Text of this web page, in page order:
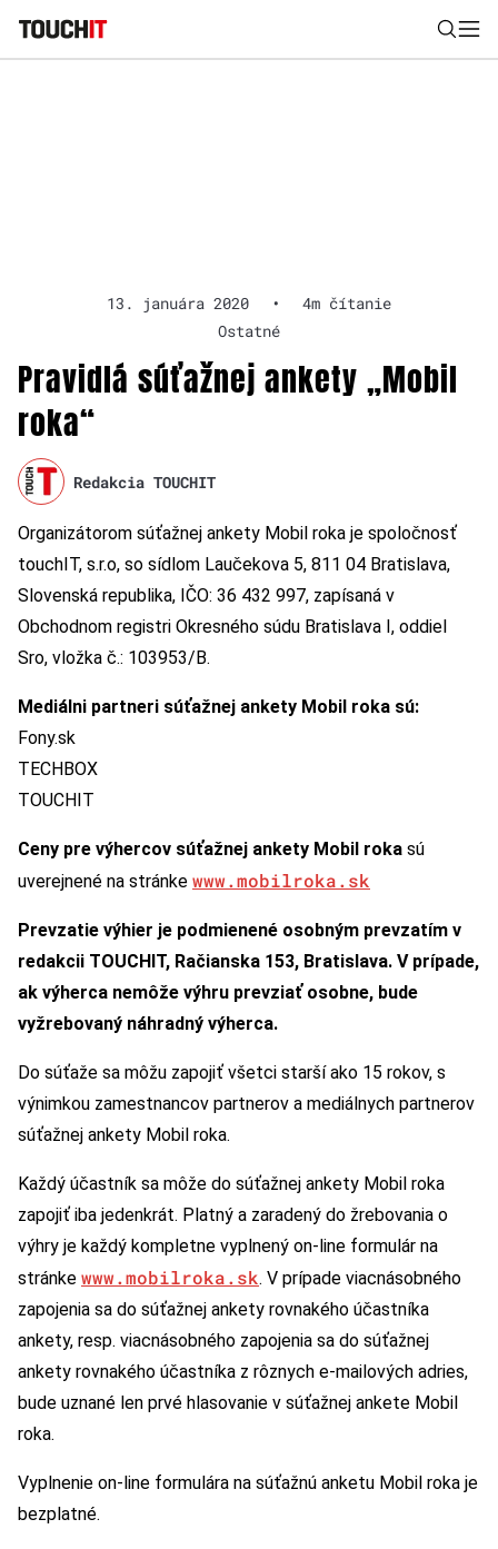
13. januára 2020
•
4m čítanie
Ostatné
Pravidlá súťažnej ankety „Mobil
roka“
Redakcia TOUCHIT
Organizátorom súťažnej ankety Mobil roka je spoločnosť
touchIT, s.r.o, so sídlom Laučekova 5, 811 04 Bratislava,
Slovenská republika, IČO: 36 432 997, zapísaná v
Obchodnom registri Okresného súdu Bratislava I, oddiel
Sro, vložka č.: 103953/B.
Mediálni partneri súťažnej ankety Mobil roka sú:
Fony.sk
TECHBOX
TOUCHIT
Ceny pre výhercov súťažnej ankety Mobil roka sú
uverejnené na stránke www.mobilroka.sk
Prevzatie výhier je podmienené osobným prevzatím v
redakcii TOUCHIT, Račianska 153, Bratislava. V prípade,
ak výherca nemôže výhru prevziať osobne, bude
vyžrebovaný náhradný výherca.
Do súťaže sa môžu zapojiť všetci starší ako 15 rokov, s
výnimkou zamestnancov partnerov a mediálnych partnerov
súťažnej ankety Mobil roka.
Každý účastník sa môže do súťažnej ankety Mobil roka
zapojiť iba jedenkrát. Platný a zaradený do žrebovania o
výhry je každý kompletne vyplnený on-line formulár na
stránke www.mobilroka.sk. V prípade viacnásobného
zapojenia sa do súťažnej ankety rovnakého účastníka
ankety, resp. viacnásobného zapojenia sa do súťažnej
ankety rovnakého účastníka z rôznych e-mailových adries,
bude uznané len prvé hlasovanie v súťažnej ankete Mobil
roka.
Vyplnenie on-line formulára na súťažnú anketu Mobil roka je
bezplatné.